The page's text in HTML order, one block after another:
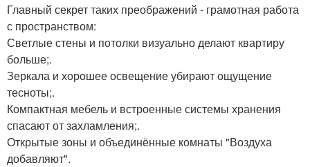
Главный секрет таких преображений - грамотная работа
с пространством:
Светлые стены и потолки визуально делают квартиру
больше;.
Зеркала и хорошее освещение убирают ощущение
тесноты;.
Компактная мебель и встроенные системы хранения
спасают от захламления;.
Открытые зоны и объединённые комнаты "Воздуха
добавляют".